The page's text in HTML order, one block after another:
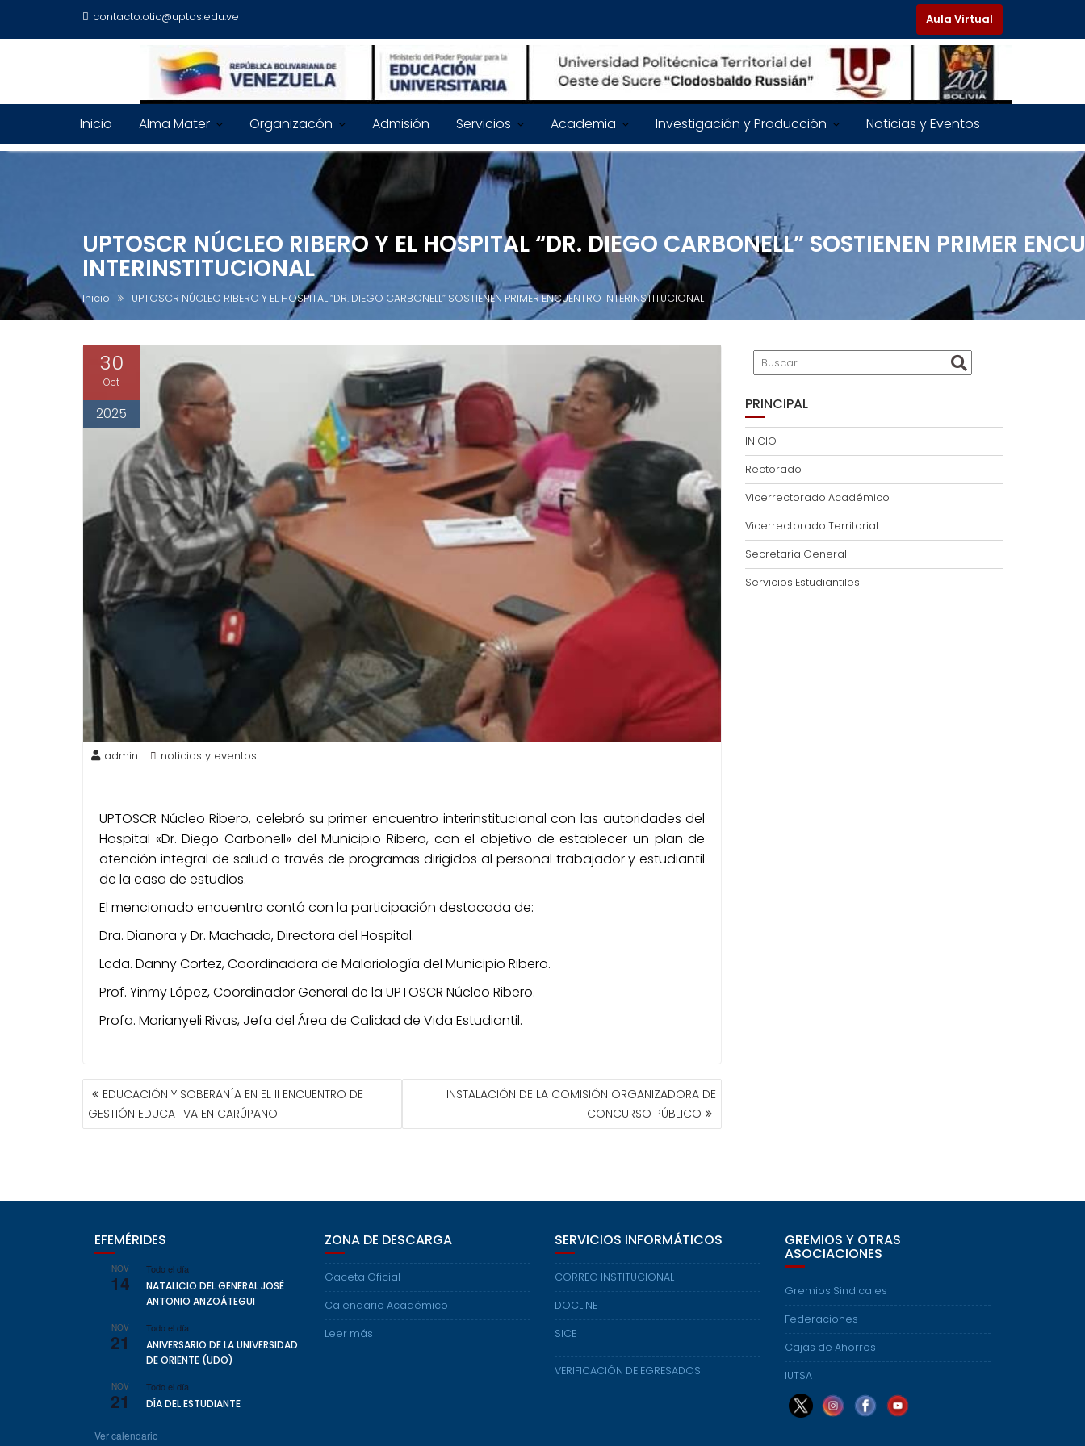
contacto.otic@uptos.edu.ve Aula Virtual
Inicio Alma Mater Organizacón Admisión Servicios Academia Investigación y Producción Noticias y Eventos
UPTOSCR NÚCLEO RIBERO Y EL HOSPITAL “DR. DIEGO CARBONELL” SOSTIENEN PRIMER
INTERINSTITUCIONAL
Inicio UPTOSCR NÚCLEO RIBERO Y EL HOSPITAL “DR. DIEGO CARBONELL” SOSTIENEN PRIMER ENCUENTRO INTERINSTITUCIONAL
30
Oct
2025
admin noticias y eventos
UPTOSCR Núcleo Ribero, celebró su primer encuentro interinstitucional con las autoridades del
Hospital «Dr. Diego Carbonell» del Municipio Ribero, con el objetivo de establecer un plan de
atención integral de salud a través de programas dirigidos al personal trabajador y estudiantil
de la casa de estudios.
El mencionado encuentro contó con la participación destacada de:
Dra. Dianora y Dr. Machado, Directora del Hospital.
Lcda. Danny Cortez, Coordinadora de Malariología del Municipio Ribero.
Prof. Yinmy López, Coordinador General de la UPTOSCR Núcleo Ribero.
Profa. Marianyeli Rivas, Jefa del Área de Calidad de Vida Estudiantil.
EDUCACIÓN Y SOBERANÍA EN EL II ENCUENTRO DE
GESTIÓN EDUCATIVA EN CARÚPANO
INSTALACIÓN DE LA COMISIÓN ORGANIZADORA DE
CONCURSO PÚBLICO
PRINCIPAL
INICIO
Rectorado
Vicerrectorado Académico
Vicerrectorado Territorial
Secretaria General
Servicios Estudiantiles
EFEMÉRIDES
NOV
14
Todo el día
NATALICIO DEL GENERAL JOSÉ
ANTONIO ANZOÁTEGUI
NOV
21
Todo el día
ANIVERSARIO DE LA UNIVERSIDAD
DE ORIENTE (UDO)
NOV
21
Todo el día
DÍA DEL ESTUDIANTE
Ver calendario
ZONA DE DESCARGA
Gaceta Oficial
Calendario Académico
Leer más
SERVICIOS INFORMÁTICOS
CORREO INSTITUCIONAL
DOCLINE
SICE
VERIFICACIÓN DE EGRESADOS
GREMIOS Y OTRAS
ASOCIACIONES
Gremios Sindicales
Federaciones
Cajas de Ahorros
IUTSA